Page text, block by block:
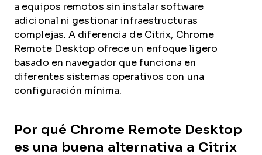
a equipos remotos sin instalar software
adicional ni gestionar infraestructuras
complejas. A diferencia de Citrix, Chrome
Remote Desktop ofrece un enfoque ligero
basado en navegador que funciona en
diferentes sistemas operativos con una
configuración mínima.
Por qué Chrome Remote Desktop
es una buena alternativa a Citrix